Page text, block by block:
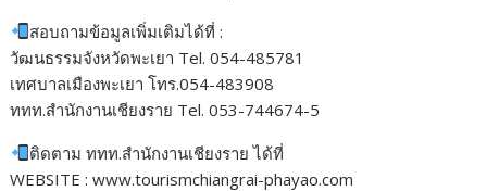
สอบถามข้อมูลเพิ่มเติมได้ที่ :
วัฒนธรรมจังหวัดพะเยา Tel. 054-485781
เทศบาลเมืองพะเยา โทร.054-483908
ททท.สำนักงานเชียงราย Tel. 053-744674-5
ติดตาม ททท.สำนักงานเชียงราย ได้ที่
WEBSITE : www.tourismchiangrai-phayao.com